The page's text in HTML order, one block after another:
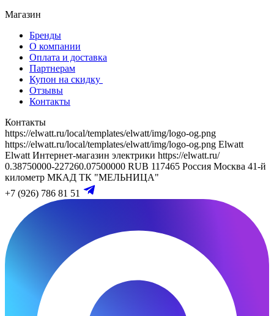
Магазин
Бренды
О компании
Оплата и доставка
Партнерам
Купон на скидку
Отзывы
Контакты
Контакты
https://elwatt.ru/local/templates/elwatt/img/logo-og.png
https://elwatt.ru/local/templates/elwatt/img/logo-og.png Elwatt
Elwatt Интернет-магазин электрики https://elwatt.ru/
0.38750000-227260.07500000 RUB 117465 Россия Москва 41-й
километр МКАД ТК "МЕЛЬНИЦА"
+7 (926) 786 81 51